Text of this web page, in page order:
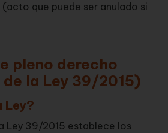
(acto que puede ser anulado si
pleno derecho
la Ley 39/2015)
Ley?
Ley 39/2015 establece los